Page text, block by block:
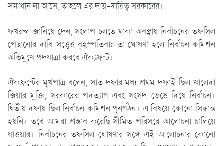
সমাধান না আসে, তাহলে এর দায়-দায়িত্ব সরকারের।
ফখরুল জানিয়ে দেন, সংলাপ চলতে থাকা অবস্থায় নির্বাচনের তফসিল
পেছানোর দাবি সত্ত্বেও বৃহস্পতিবার তা ঘোষণা হলে নির্বাচন কমিশন
অভিমুখে পদযাত্রা করবে ঐক্যফ্রন্ট।
ঐকফ্রন্টের মুখপাত্র বলেন, সাত দফার মধ্য প্রথম দফাই ছিল খালেদা
জিয়ার মুক্তি, সরকারের পদত্যাগ এবং সংসদ ভেঙে দিয়ে নির্বাচন।
দ্বিতীয় দফায় ছিল নির্বাচন কমিশন পুনর্গঠন। এ বিষয়ে কোনো সিদ্ধান্ত
হয়নি। তবে আমরা প্রস্তাব করেছি সীমিত পরিসরে আলোচনা চালিয়ে
যাওয়ার। নির্বাচনের তফসিল ঘোষণার সঙ্গে এই আলোচনার কোনো